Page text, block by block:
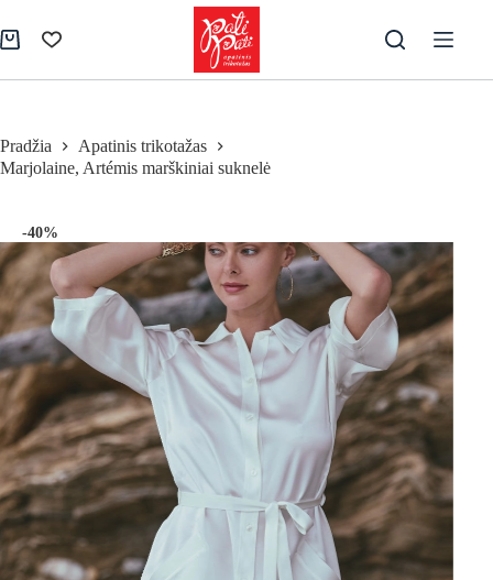
to
content
Pirkinių
Pradžia
Apatinis trikotažas
Marjolaine, Artémis marškiniai suknelė
-40%